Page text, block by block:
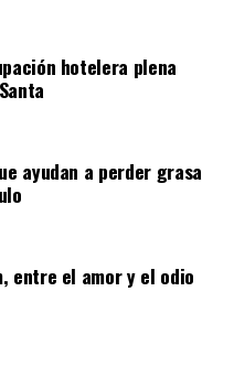
hotelera plena
ayudan a perder grasa
entre el amor y el odio